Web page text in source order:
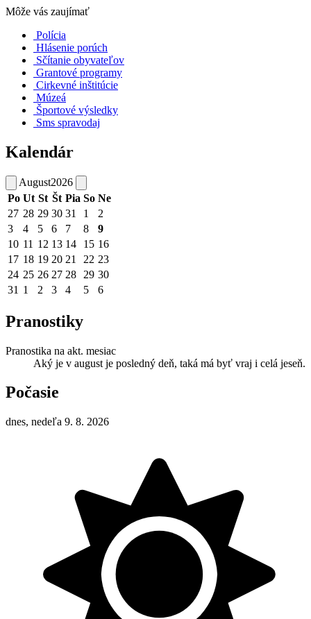
Môže vás zaujímať
Polícia
Hlásenie porúch
Sčítanie obyvateľov
Grantové programy
Cirkevné inštitúcie
Múzeá
Športové výsledky
Sms spravodaj
Kalendár
August2026
Po Ut St Št Pia So Ne
27 28 29 30 31 1
2
3
4 5 6 7 8
9
10 11 12 13 14 15 16
17 18 19 20 21 22 23
24 25 26 27 28 29 30
31 1 2 3 4 5 6
Pranostiky
Pranostika na akt. mesiac
Aký je v august je posledný deň, taká má byť vraj i celá jeseň.
Počasie
dnes, nedeľa 9. 8. 2026